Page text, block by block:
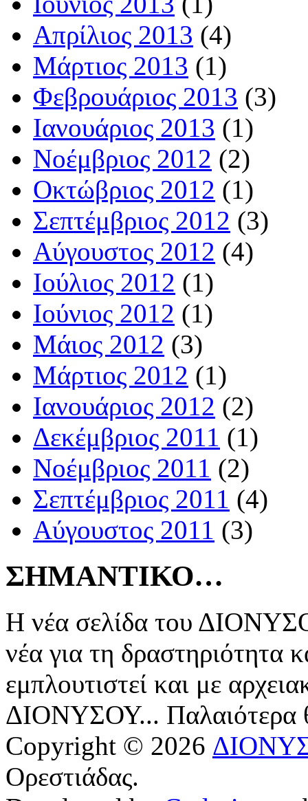
Απρίλιος 2013 (4)
Μάρτιος 2013 (1)
Φεβρουάριος 2013 (3)
Ιανουάριος 2013 (1)
Νοέμβριος 2012 (2)
Οκτώβριος 2012 (1)
Σεπτέμβριος 2012 (3)
Αύγουστος 2012 (4)
Ιούλιος 2012 (1)
Ιούνιος 2012 (1)
Μάιος 2012 (3)
Μάρτιος 2012 (1)
Ιανουάριος 2012 (2)
Δεκέμβριος 2011 (1)
Νοέμβριος 2011 (2)
Σεπτέμβριος 2011 (4)
Αύγουστος 2011 (3)
ΣΗΜΑΝΤΙΚΟ…
Η νέα σελίδα του
νέα για τη δραστηριότητα
εμπλουτιστεί και με
ΔΙΟΝΥΣΟΥ... Παλαιότερα
Copyright © 2026
Ορεστιάδας.